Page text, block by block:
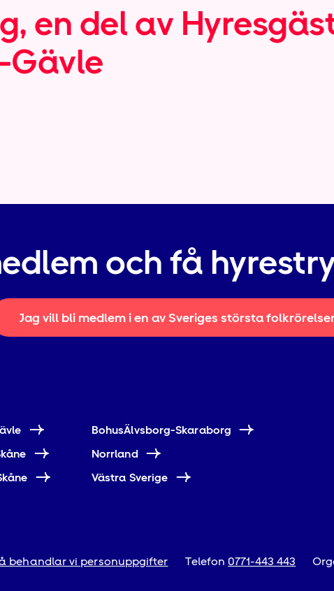
en del av
Gävle
och få
Jag vill bli medlem i en av Sveriges största
BohusÄlvsborg-Skaraborg
Norrland
Västra Sverige
behandlar vi personuppgifter Telefon0771-443 443